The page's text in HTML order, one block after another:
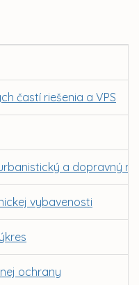
častí riešenia a VPS
a dopravný
vybavenosti
ochrany